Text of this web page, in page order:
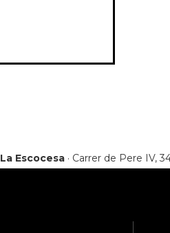
La Escocesa· Carrer de Pere IV,